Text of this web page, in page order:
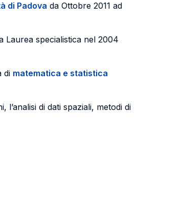
di Padova da Ottobre 2011 ad
Laurea specialistica nel 2004
di matematica e statistica
di dati spaziali, metodi di